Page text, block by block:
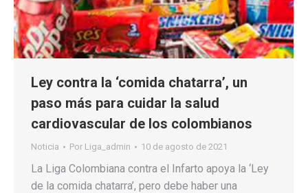
Ley contra la ‘comida chatarra’, un
paso más para cuidar la salud
cardiovascular de los colombianos
Noticia Por Liga_admin 10 de agosto de 2021
La Liga Colombiana contra el Infarto apoya la ‘Ley
de la comida chatarra’, pero debe haber una